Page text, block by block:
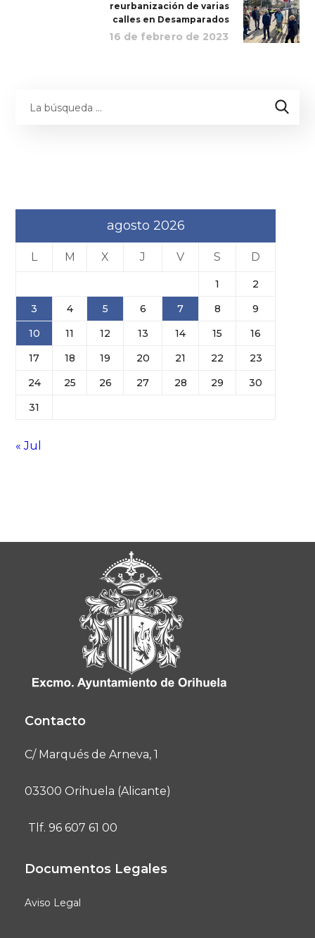
reurbanización de varias
calles en Desamparados
16 de febrero de 2023
agosto 2026
L M X J V S D
1
2
3
4 5 6 7 8
9
10
11 12 13 14 15
16
17
18 19 20 21 22
23
24
25 26 27 28 29
30
31
« Jul
Contacto
C/ Marqués de Arneva, 1
03300 Orihuela (Alicante)
Tlf. 96 607 61 00
Documentos Legales
Aviso Legal